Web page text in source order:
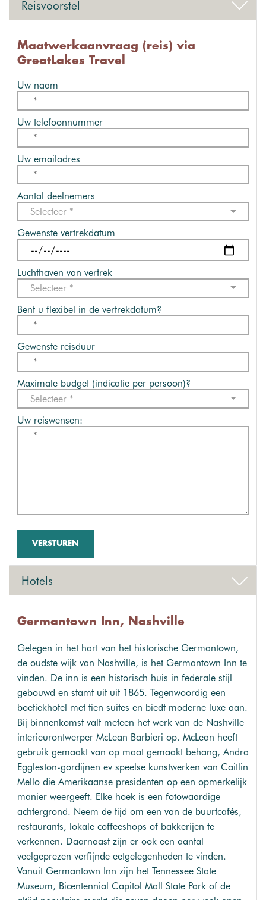
Reisvoorstel
Maatwerkaanvraag (reis) via
GreatLakes Travel
Uw naam
Uw telefoonnummer
Uw emailadres
Aantal deelnemers
Selecteer *
Gewenste vertrekdatum
Luchthaven van vertrek
Selecteer *
Bent u flexibel in de vertrekdatum?
Gewenste reisduur
Maximale budget (indicatie per persoon)?
Selecteer *
Uw reiswensen:
VERSTUREN
Hotels
Germantown Inn, Nashville
Gelegen in het hart van het historische Germantown,
de oudste wijk van Nashville, is het Germantown Inn te
vinden. De inn is een historisch huis in federale stijl
gebouwd en stamt uit uit 1865. Tegenwoordig een
boetiekhotel met tien suites en biedt moderne luxe aan.
Bij binnenkomst valt meteen het werk van de Nashville
interieurontwerper McLean Barbieri op. McLean heeft
gebruik gemaakt van op maat gemaakt behang, Andra
Eggleston-gordijnen ev speelse kunstwerken van Caitlin
Mello die Amerikaanse presidenten op een opmerkelijk
manier weergeeft. Elke hoek is een fotowaardige
achtergrond. Neem de tijd om een ​​van de buurtcafés,
restaurants, lokale coffeeshops of bakkerijen te
verkennen. Daarnaast zijn er ook een aantal
veelgeprezen verfijnde eetgelegenheden te vinden.
Vanuit Germantown Inn zijn het Tennessee State
Museum, Bicentennial Capitol Mall State Park of de